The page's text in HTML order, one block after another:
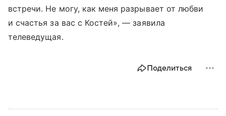
встречи. Не могу, как меня разрывает от любви
и счастья за вас с Костей», — заявила
телеведущая.
Поделиться